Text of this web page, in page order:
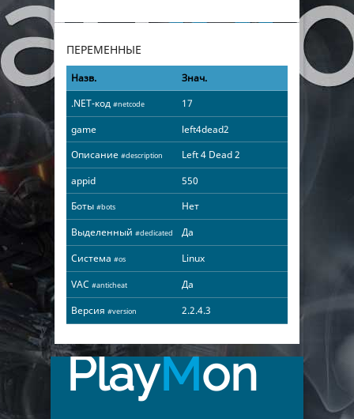
ПЕРЕМЕННЫЕ
Назв.
Знач.
.NET-код #netcode
17
game
left4dead2
Описание #description
Left 4 Dead 2
appid
550
Боты #bots
Нет
Выделенный #dedicated
Да
Система #os
Linux
VAC #anticheat
Да
Версия #version 2.2.4.3
PlayMon